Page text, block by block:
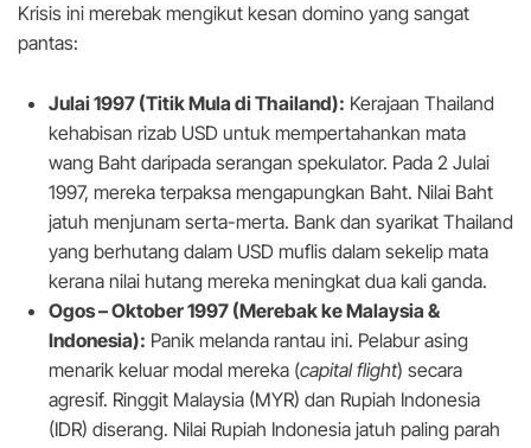
Krisis ini merebak mengikut kesan domino yang sangat
pantas:
Julai 1997 (Titik Mula di Thailand): Kerajaan Thailand
kehabisan rizab USD untuk mempertahankan mata
wang Baht daripada serangan spekulator. Pada 2 Julai
1997, mereka terpaksa mengapungkan Baht. Nilai Baht
jatuh menjunam serta-merta. Bank dan syarikat Thailand
yang berhutang dalam USD muflis dalam sekelip mata
kerana nilai hutang mereka meningkat dua kali ganda.
Ogos – Oktober 1997 (Merebak ke Malaysia &
Indonesia): Panik melanda rantau ini. Pelabur asing
menarik keluar modal mereka (capital flight) secara
agresif. Ringgit Malaysia (MYR) dan Rupiah Indonesia
(IDR) diserang. Nilai Rupiah Indonesia jatuh paling parah